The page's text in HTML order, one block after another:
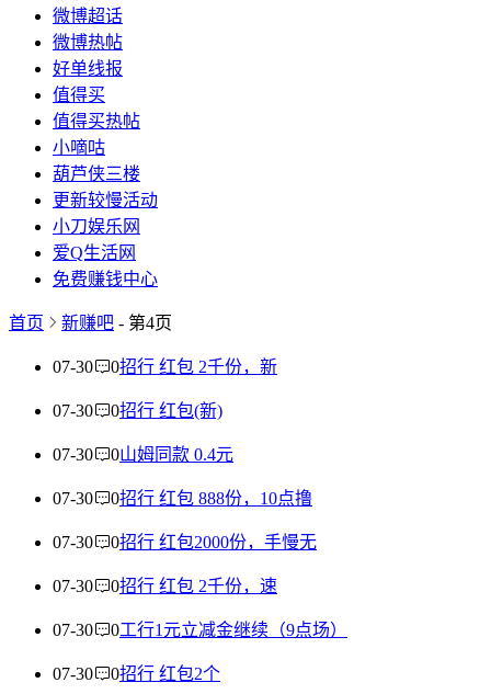
微博超话
微博热帖
好单线报
值得买
值得买热帖
小嘀咕
葫芦侠三楼
更新较慢活动
小刀娱乐网
爱Q生活网
免费赚钱中心
首页 新赚吧 - 第4页
07-30 0招行 红包 2千份，新
07-30 0招行 红包(新)
07-30 0山姆同款 0.4元
07-30 0招行 红包 888份，10点撸
07-30 0招行 红包2000份，手慢无
07-30 0招行 红包 2千份，速
07-30 0工行1元立减金继续（9点场）
07-30 0招行 红包2个